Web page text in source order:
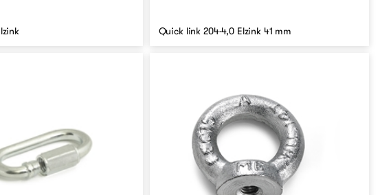
Quick link 204-4,0 Elzink 41 mm